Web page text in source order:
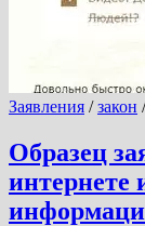
Заявления /закон
Образец